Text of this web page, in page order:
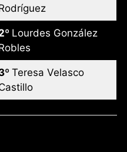
Lourdes González
Teresa Velasco